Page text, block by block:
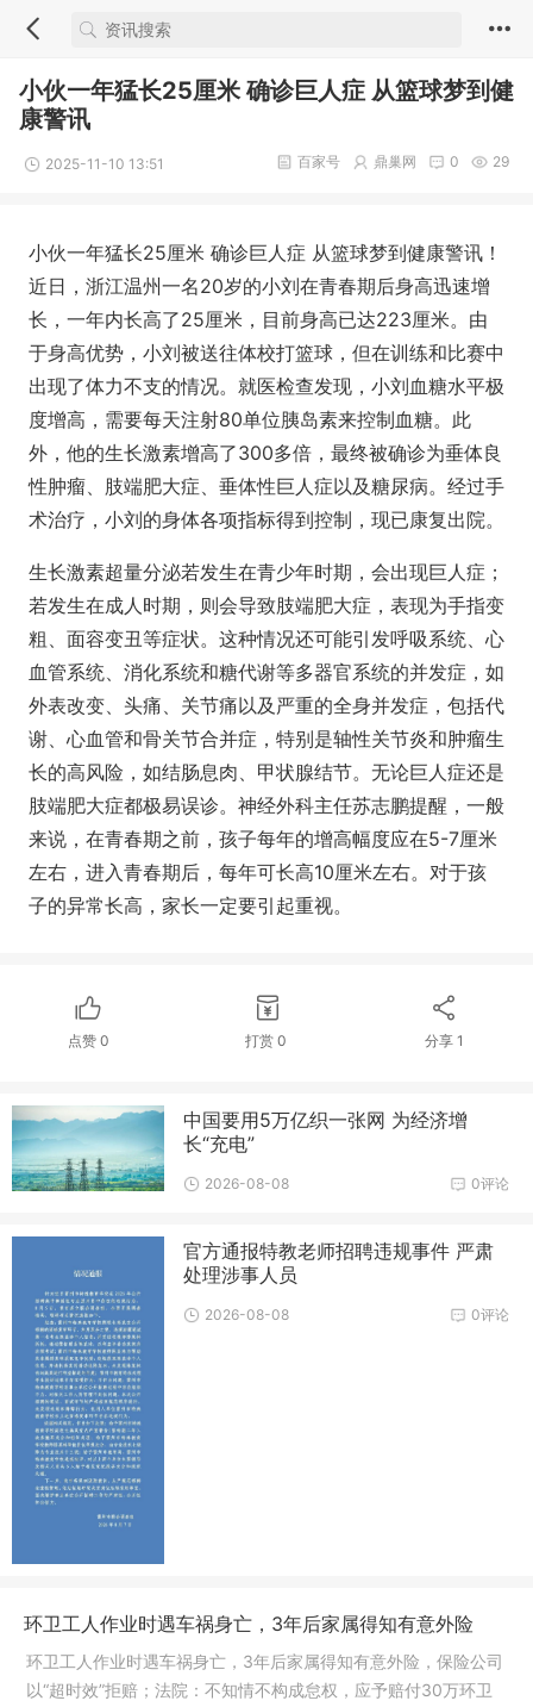
小伙一年猛长25厘米 确诊巨人症 从篮球梦到健
康警讯
2025-11-10 13:51 29
0
鼎巢网
百家号
小伙一年猛长25厘米 确诊巨人症 从篮球梦到健康警讯！
近日，浙江温州一名20岁的小刘在青春期后身高迅速增
长，一年内长高了25厘米，目前身高已达223厘米。由
于身高优势，小刘被送往体校打篮球，但在训练和比赛中
出现了体力不支的情况。就医检查发现，小刘血糖水平极
度增高，需要每天注射80单位胰岛素来控制血糖。此
外，他的生长激素增高了300多倍，最终被确诊为垂体良
性肿瘤、肢端肥大症、垂体性巨人症以及糖尿病。经过手
术治疗，小刘的身体各项指标得到控制，现已康复出院。
生长激素超量分泌若发生在青少年时期，会出现巨人症；
若发生在成人时期，则会导致肢端肥大症，表现为手指变
粗、面容变丑等症状。这种情况还可能引发呼吸系统、心
血管系统、消化系统和糖代谢等多器官系统的并发症，如
外表改变、头痛、关节痛以及严重的全身并发症，包括代
谢、心血管和骨关节合并症，特别是轴性关节炎和肿瘤生
长的高风险，如结肠息肉、甲状腺结节。无论巨人症还是
肢端肥大症都极易误诊。神经外科主任苏志鹏提醒，一般
来说，在青春期之前，孩子每年的增高幅度应在5-7厘米
左右，进入青春期后，每年可长高10厘米左右。对于孩
子的异常长高，家长一定要引起重视。
点赞0 打赏0 分享 1
中国要用5万亿织一张网 为经济增
长“充电”
0评论
2026-08-08
官方通报特教老师招聘违规事件 严肃
处理涉事人员
0评论
2026-08-08
环卫工人作业时遇车祸身亡，3年后家属得知有意外险
环卫工人作业时遇车祸身亡，3年后家属得知有意外险，保险公司
以“超时效”拒赔；法院：不知情不构成怠权，应予赔付30万环卫